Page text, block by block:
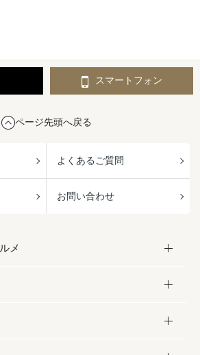
スマートフォン
ページ先頭へ戻る
よくあるご質問
お問い合わせ
メ